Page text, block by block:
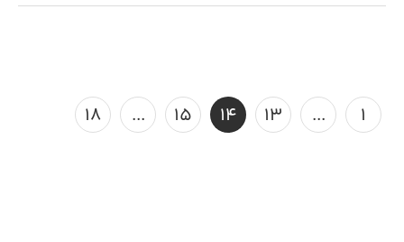
۱ ... ۱۳ ۱۴ ۱۵ ... ۱۸